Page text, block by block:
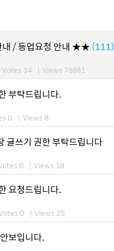
/ 등업요청 안내 ★★ (111)
Votes 14 | Views 78881
부탁드립니다.
0 | Views 8
글쓰기 권한 부탁드립니다
0 | Views 18
요청드립니다.
0 | Views 25
보입니다.